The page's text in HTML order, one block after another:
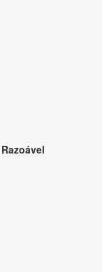
Razoável